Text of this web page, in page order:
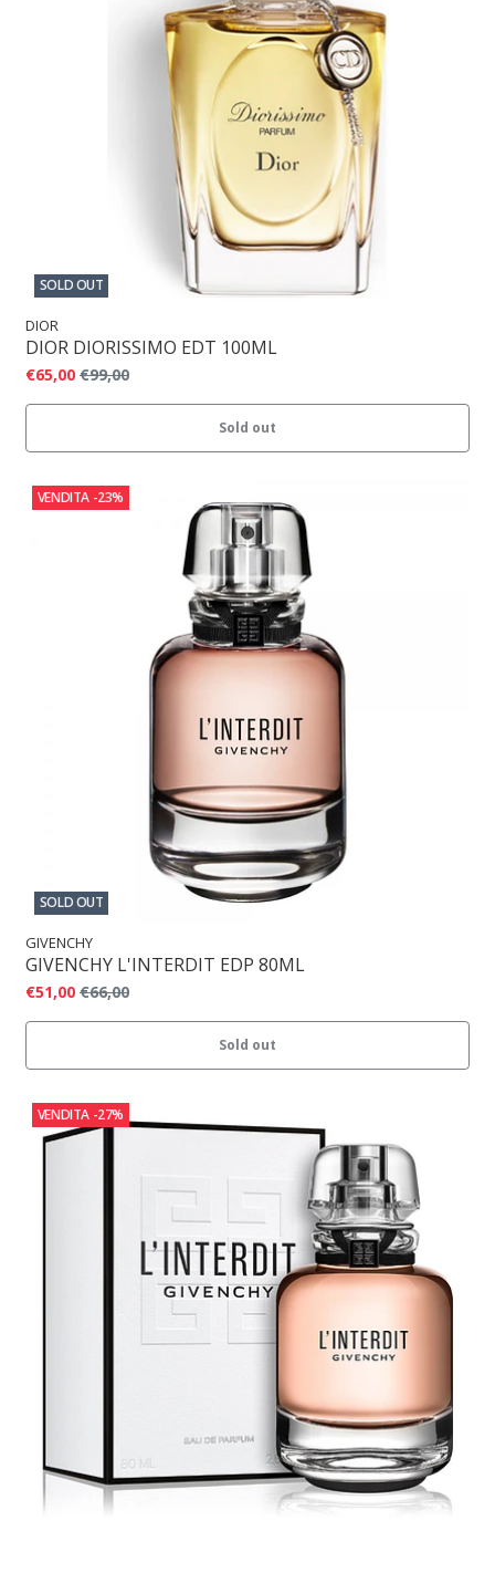
SOLD OUT
DIOR
DIOR DIORISSIMO EDT 100ML
€65,00 €99,00
Sold out
VENDITA -23%
SOLD OUT
GIVENCHY
GIVENCHY L'INTERDIT EDP 80ML
€51,00 €66,00
Sold out
VENDITA -27%